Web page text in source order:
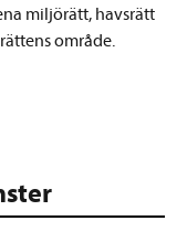
miljörätt, havsrätt
område.